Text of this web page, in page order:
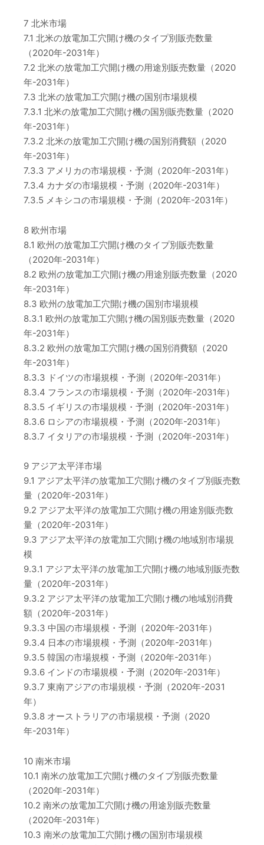
7 北米市場
7.1 北米の放電加工穴開け機のタイプ別販売数量
（2020年-2031年）
7.2 北米の放電加工穴開け機の用途別販売数量（2020
年-2031年）
7.3 北米の放電加工穴開け機の国別市場規模
7.3.1 北米の放電加工穴開け機の国別販売数量（2020
年-2031年）
7.3.2 北米の放電加工穴開け機の国別消費額（2020
年-2031年）
7.3.3 アメリカの市場規模・予測（2020年-2031年）
7.3.4 カナダの市場規模・予測（2020年-2031年）
7.3.5 メキシコの市場規模・予測（2020年-2031年）
8 欧州市場
8.1 欧州の放電加工穴開け機のタイプ別販売数量
（2020年-2031年）
8.2 欧州の放電加工穴開け機の用途別販売数量（2020
年-2031年）
8.3 欧州の放電加工穴開け機の国別市場規模
8.3.1 欧州の放電加工穴開け機の国別販売数量（2020
年-2031年）
8.3.2 欧州の放電加工穴開け機の国別消費額（2020
年-2031年）
8.3.3 ドイツの市場規模・予測（2020年-2031年）
8.3.4 フランスの市場規模・予測（2020年-2031年）
8.3.5 イギリスの市場規模・予測（2020年-2031年）
8.3.6 ロシアの市場規模・予測（2020年-2031年）
8.3.7 イタリアの市場規模・予測（2020年-2031年）
9 アジア太平洋市場
9.1 アジア太平洋の放電加工穴開け機のタイプ別販売数
量（2020年-2031年）
9.2 アジア太平洋の放電加工穴開け機の用途別販売数
量（2020年-2031年）
9.3 アジア太平洋の放電加工穴開け機の地域別市場規
模
9.3.1 アジア太平洋の放電加工穴開け機の地域別販売数
量（2020年-2031年）
9.3.2 アジア太平洋の放電加工穴開け機の地域別消費
額（2020年-2031年）
9.3.3 中国の市場規模・予測（2020年-2031年）
9.3.4 日本の市場規模・予測（2020年-2031年）
9.3.5 韓国の市場規模・予測（2020年-2031年）
9.3.6 インドの市場規模・予測（2020年-2031年）
9.3.7 東南アジアの市場規模・予測（2020年-2031
年）
9.3.8 オーストラリアの市場規模・予測（2020
年-2031年）
10 南米市場
10.1 南米の放電加工穴開け機のタイプ別販売数量
（2020年-2031年）
10.2 南米の放電加工穴開け機の用途別販売数量
（2020年-2031年）
10.3 南米の放電加工穴開け機の国別市場規模